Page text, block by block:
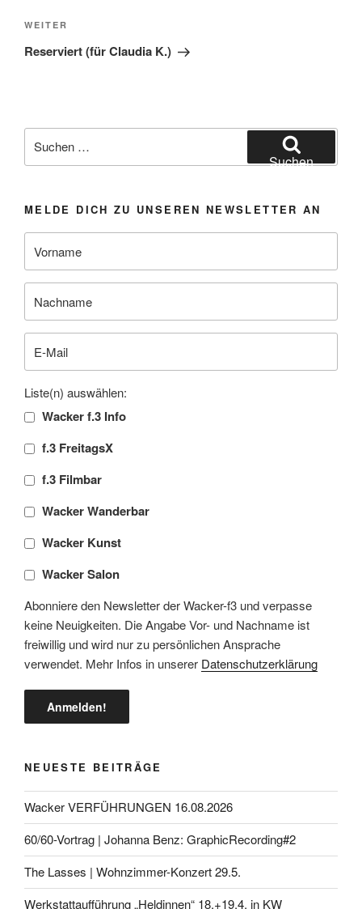
Nächster
Beitrag
WEITER
Reserviert (für Claudia K.)
nach:
Suchen
MELDE DICH ZU UNSEREN NEWSLETTER AN
Liste(n) auswählen:
Wacker f.3 Info
f.3 FreitagsX
f.3 Filmbar
Wacker Wanderbar
Wacker Kunst
Wacker Salon
Abonniere den Newsletter der Wacker-f3 und verpasse
keine Neuigkeiten. Die Angabe Vor- und Nachname ist
freiwillig und wird nur zu persönlichen Ansprache
verwendet. Mehr Infos in unserer Datenschutzerklärung
NEUESTE BEITRÄGE
Wacker VERFÜHRUNGEN 16.08.2026
60/60-Vortrag | Johanna Benz: GraphicRecording#2
The Lasses | Wohnzimmer-Konzert 29.5.
Werkstattaufführung „Heldinnen“ 18.+19.4. in KW